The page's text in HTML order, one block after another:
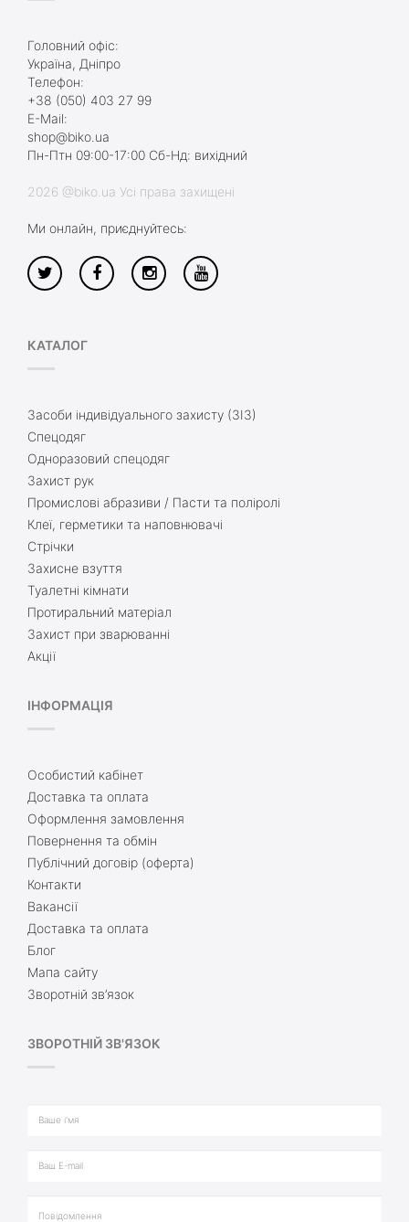
Головний офіс:
Україна, Дніпро
Телефон:
+38 (050) 403 27 99
E-Mail:
shop@biko.ua
Пн-Птн 09:00-17:00 Сб-Нд: вихідний
2026 @biko.ua Усі права захищені
Ми онлайн, приєднуйтесь:
КАТАЛОГ
Засоби індивідуального захисту (ЗІЗ)
Спецодяг
Одноразовий спецодяг
Захист рук
Промислові абразиви / Пасти та поліролі
Клеї, герметики та наповнювачі
Стрічки
Захисне взуття
Туалетні кімнати
Протиральний матеріал
Захист при зварюванні
Акції
ІНФОРМАЦІЯ
Особистий кабінет
Доставка та оплата
Оформлення замовлення
Повернення та обмін
Публічний договір (оферта)
Контакти
Вакансії
Доставка та оплата
Блог
Мапа сайту
Зворотній зв’язок
ЗВОРОТНІЙ ЗВ'ЯЗОК